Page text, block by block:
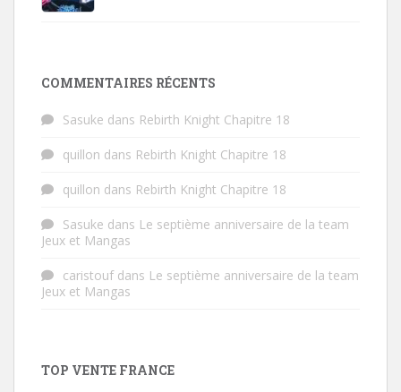
COMMENTAIRES RÉCENTS
Sasuke dans Rebirth Knight Chapitre 18
quillon dans Rebirth Knight Chapitre 18
quillon dans Rebirth Knight Chapitre 18
Sasuke dans Le septième anniversaire de la team
Jeux et Mangas
caristoufdans Le septième anniversaire de la team
Jeux et Mangas
TOP VENTE FRANCE